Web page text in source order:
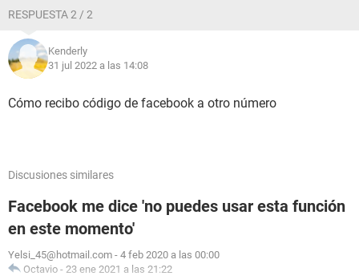
RESPUESTA 2 / 2
Kenderly
31 jul 2022 a las 14:08
Cómo recibo código de facebook a otro número
Discusiones similares
Facebook me dice 'no puedes usar esta función
en este momento'
Yelsi_45@hotmail.com - 4 feb 2020 a las 00:00
Octavio - 23 ene 2021 a las 21:22